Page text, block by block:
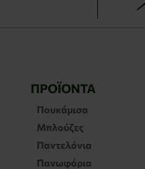
ΠΡΟΪΌΝΤΑ
Πουκάμισα
Μπλούζες
Παντελόνια
Πανωφόρια